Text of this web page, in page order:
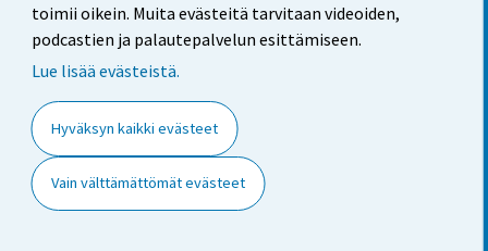
toimii oikein. Muita evästeitä tarvitaan videoiden,
podcastien ja palautepalvelun esittämiseen.
Lue lisää evästeistä.
Hyväksyn kaikki evästeet
Vain välttämättömät evästeet
Käyttöehdot
Saavutettavuus
Tietoa sivustosta
Evästeasetukset